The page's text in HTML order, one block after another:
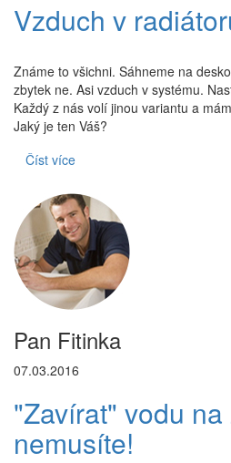
Vzduch v
Známe to všichni. Sáhneme na
zbytek ne. Asi vzduch v systému.
Každý z nás volí jinou variantu a
Jaký je ten Váš?
Číst více
Pan Fitinka
07.03.2016
"Zavírat" vodu
nemusíte!